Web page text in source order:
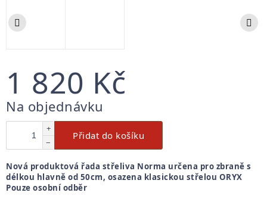
1 820 Kč
Měrná
Na objednávku
+
−
Přidat do košíku
Nová produktová řada střeliva Norma určena pro zbraně s
délkou hlavně od 50cm, osazena klasickou střelou ORYX
Pouze osobní odběr